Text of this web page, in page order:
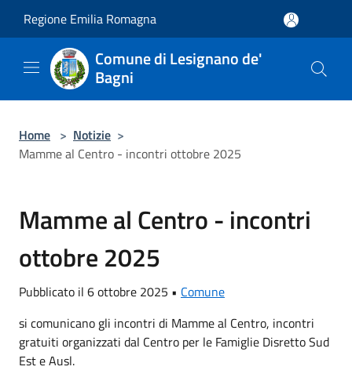
Regione Emilia Romagna
Comune di Lesignano de'
Bagni
Home > Notizie >
Mamme al Centro - incontri ottobre 2025
Mamme al Centro - incontri
ottobre 2025
Pubblicato il 6 ottobre 2025 • Comune
si comunicano gli incontri di Mamme al Centro, incontri
gratuiti organizzati dal Centro per le Famiglie Disretto Sud
Est e Ausl.